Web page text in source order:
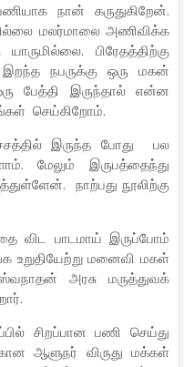
நான் கருதுகிறேன்.
மலர்மாலை அணிவிக்க
பிரேதத்திற்கு
நபருக்கு ஒரு மகன்
பேத்தி இருந்தால் என்ன
செய்கிறோம்.
இருந்த போது பல
மேலும் இருபத்தைந்து
நாற்பது நூலிற்கு
விட பாடமாய் இருப்போம்
மனைவி மகள்
அரசு மருத்துவக்
சிறப்பான பணி செய்து
ஆளுநர் விருது மக்கள்